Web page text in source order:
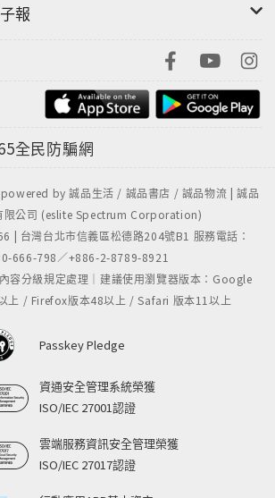
報
全民防騙網
by 誠品生活 / 誠品書店 / 誠品物流 | 誠品
限公司 (eslite Spectrum Corporation)
| 台灣台北市信義區松德路204號B1 服務電話：
666-798／+886-2-8789-8921
容分級規定處理｜建議使用瀏覽器版本：Google
上 / Firefox版本48以上 / Safari 版本11以上
Passkey Pledge
資通安全管理系統榮獲
ISO/IEC 27001認證
雲端服務資訊安全管理榮獲
ISO/IEC 27017認證